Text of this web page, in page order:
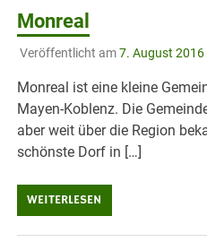
Monreal
Veröffentlicht am7. August 2016
Monreal ist eine kleine
Mayen-Koblenz. Die
aber weit über die Region
schönste Dorf in […]
WEITERLESEN